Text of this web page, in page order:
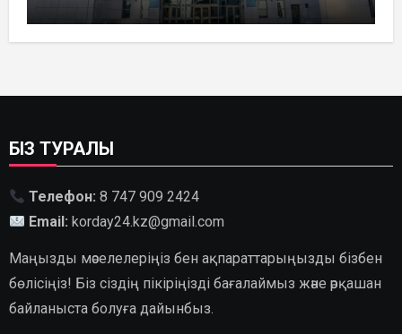
ҚАЗАҚСТАНДА
ГИДРОЭНЕРГЕТИКАНЫ ДАМЫТУДЫҢ
БІЗ ТУРАЛЫ
Телефон: 8 747 909 2424
Email: korday24.kz@gmail.com
Маңызды мәселелеріңіз бен ақпараттарыңызды бізбен
бөлісіңіз! Біз сіздің пікіріңізді бағалаймыз және әрқашан
байланыста болуға дайынбыз.